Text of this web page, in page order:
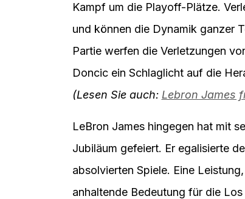
Kampf um die Playoff-Plätze.
und können die Dynamik ganzer
Partie werfen die Verletzungen
Doncic ein Schlaglicht auf die
(Lesen Sie auch: Lebron James
LeBron James hingegen hat mit
Jubiläum gefeiert. Er egalisierte
absolvierten Spiele. Eine
anhaltende Bedeutung für die